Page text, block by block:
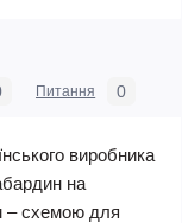
Питання 0
виробника
на
– схемою для